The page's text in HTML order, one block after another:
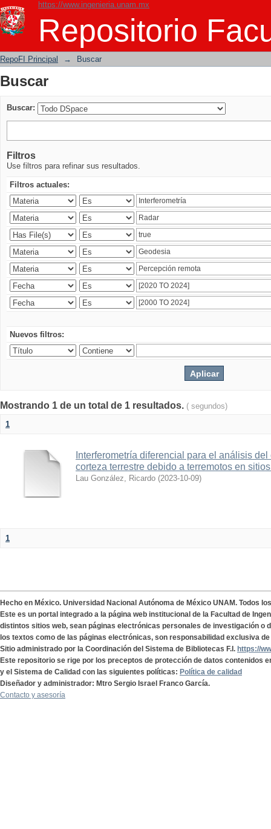
https://www.ingenieria.unam.mx
Repositorio
Buscar
RepoFI Principal → Buscar
Buscar
Buscar:
Filtros
Use filtros para refinar sus resultados.
Filtros actuales:
Nuevos filtros:
Mostrando 1 de un total de 1 resultados. ( segundos)
1
Interferometría diferencial para el análisis
corteza terrestre debido a terremotos en
Lau González, Ricardo (2023-10-09)
1
Hecho en México. Universidad Nacional Autónoma de México UNAM. Todos
Este es un portal integrado a la página web institucional de la Facultad de
distintos sitios web, sean páginas electrónicas personales de investigación o
los textos como de las páginas electrónicas, son responsabilidad exclusiva
Sitio administrado por la Coordinación del Sistema de Bibliotecas F.I. https://
Este repositorio se rige por los preceptos de protección de datos contenidos
y el Sistema de Calidad con las siguientes políticas: Política de calidad
Diseñador y administrador: Mtro Sergio Israel Franco García.
Contacto y asesoría